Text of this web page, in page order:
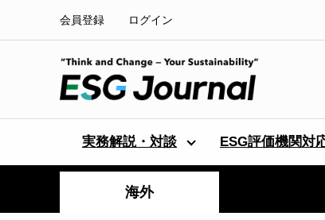
会員登録 ログイン
実務解説・対談 ESG評価機関対
海外